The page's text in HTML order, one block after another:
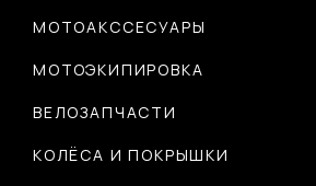
МОТОАКССЕСУАРЫ
МОТОЭКИПИРОВКА
ВЕЛОЗАПЧАСТИ
КОЛЁСА И ПОКРЫШКИ